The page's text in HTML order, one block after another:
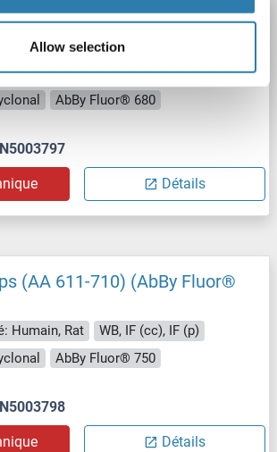
Allow selection
(AA 611-710) (AbBy Fluor®
Humain, Rat
WB, IF (cc), IF (p)
AbBy Fluor® 680
Détails
(AA 611-710) (AbBy Fluor®
Humain, Rat
WB, IF (cc), IF (p)
AbBy Fluor® 750
Détails